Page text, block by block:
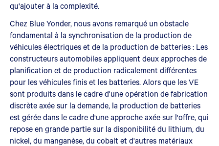
qu'ajouter à la complexité.
Chez Blue Yonder, nous avons remarqué un obstacle
fondamental à la synchronisation de la production de
véhicules électriques et de la production de batteries : Les
constructeurs automobiles appliquent deux approches de
planification et de production radicalement différentes
pour les véhicules finis et les batteries. Alors que les VE
sont produits dans le cadre d'une opération de fabrication
discrète axée sur la demande, la production de batteries
est gérée dans le cadre d'une approche axée sur l'offre, qui
repose en grande partie sur la disponibilité du lithium, du
nickel, du manganèse, du cobalt et d'autres matériaux